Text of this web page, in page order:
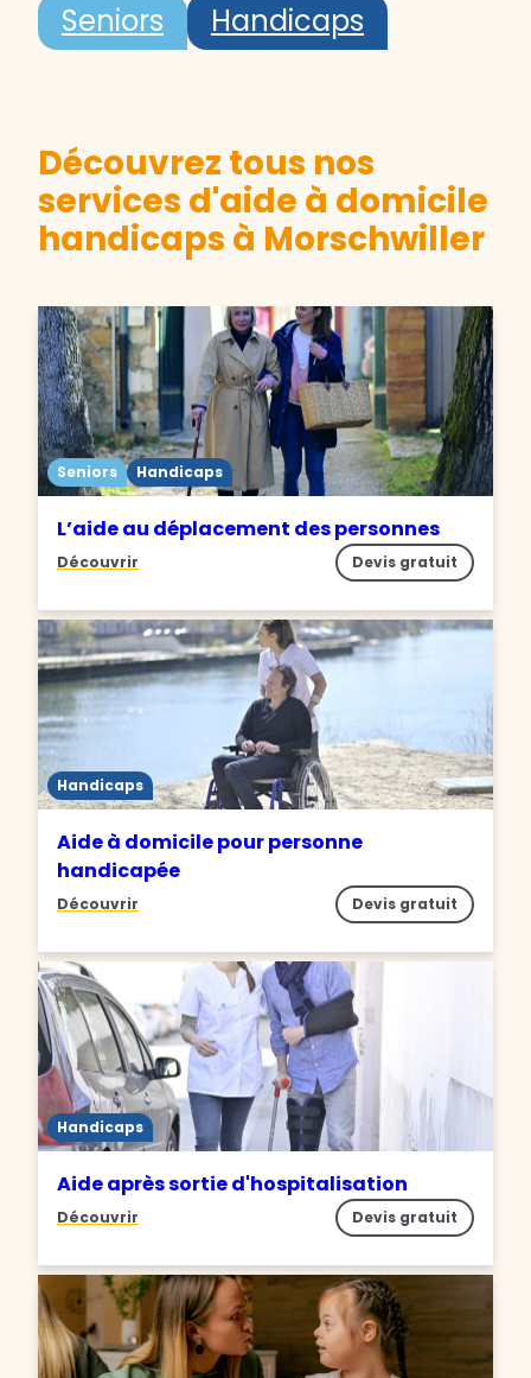
Seniors Handicaps
Découvrez tous nos
services d'aide à domicile
handicaps à Morschwiller
Seniors Handicaps
L’aide au déplacement des personnes
Découvrir Devis gratuit
Handicaps
Aide à domicile pour personne
handicapée
Découvrir Devis gratuit
Handicaps
Aide après sortie d'hospitalisation
Découvrir Devis gratuit